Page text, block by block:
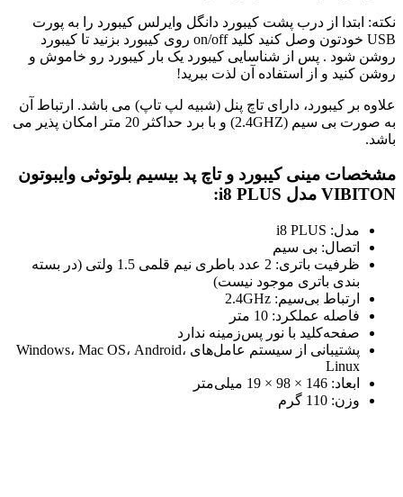
نکته: ابتدا از درب پشت کیبورد دانگل وایرلس کیبورد را به پورت
USB خودتون وصل کنید کلید on/off روی کیبورد بزنید تا کیبورد
روشن شود . پس از شناسایی کیبورد یک بار کیبورد رو خاموش و
روشن کنید و از استفاده آن لذت ببرید!
علاوه بر کیبورد، دارای تاچ پنل (شبیه لپ تاپ) می باشد. ارتباط آن
به صورت بی سیم (2.4GHZ) و با برد حداکثر 20 متر امکان پذیر می
باشد.
مشخصات مینی کیبورد و تاچ پد بیسیم بلوتوثی وایبوتون
VIBITON مدل i8 PLUS:
مدل: i8 PLUS
اتصال: بی سیم
ظرفیت باتری: 2 عدد باطری نیم قلمی 1.5 ولتی (در بسته
بندی باتری موجود نیست)
ارتباط بی‌سیم: 2.4GHz
فاصله عملکرد: 10 متر
صفحه‌کلید با نور پس‌زمینه ندارد
پشتیبانی از سیستم عامل‌های Windows، Mac OS، Android،
Linux
ابعاد: 146 × 98 × 19 میلی‌متر
وزن: 110 گرم